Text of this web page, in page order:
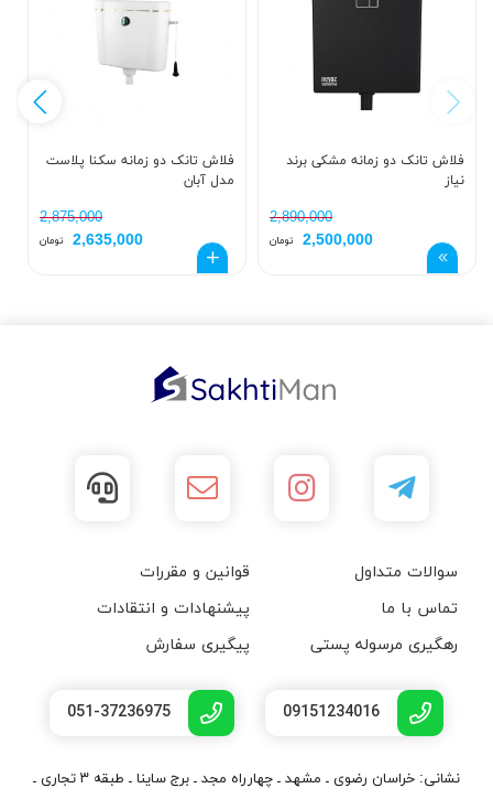
فلاش تانک دو زمانه مشکی برند
نیاز
2,890,000
2,500,000 تومان
فلاش تانک دو زمانه سکنا پلاست
مدل آبان
2,875,000
2,635,000 تومان
سوالات متداول
قوانین و مقررات
تماس با ما
پیشنهادات و انتقادات
رهگیری مرسوله پستی
پیگیری سفارش
09151234016
051-37236975
نشانی: خراسان رضوی ـ مشهد ـ چهارراه مجد ـ برج ساینا ـ طبقه ۳ تجاری ـ